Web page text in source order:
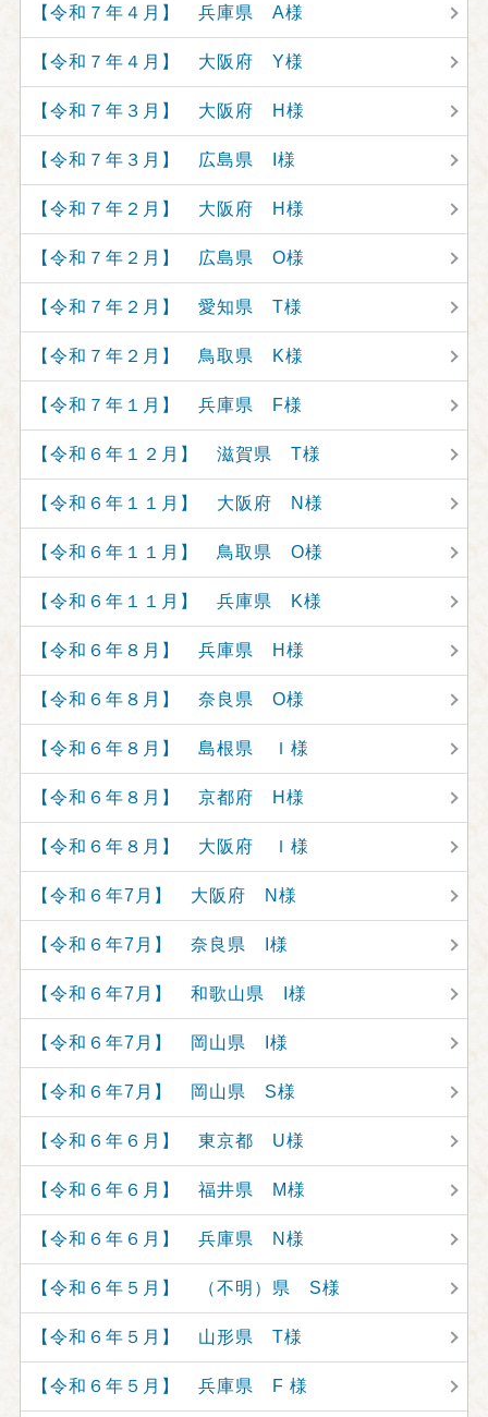
【令和７年４月】 兵庫県 A様
【令和７年４月】 大阪府 Y様
【令和７年３月】 大阪府 H様
【令和７年３月】 広島県 I様
【令和７年２月】 大阪府 H様
【令和７年２月】 広島県 O様
【令和７年２月】 愛知県 T様
【令和７年２月】 鳥取県 K様
【令和７年１月】 兵庫県 F様
【令和６年１２月】 滋賀県 T様
【令和６年１１月】 大阪府 N様
【令和６年１１月】 鳥取県 O様
【令和６年１１月】 兵庫県 K様
【令和６年８月】 兵庫県 H様
【令和６年８月】 奈良県 O様
【令和６年８月】 島根県 Ｉ様
【令和６年８月】 京都府 H様
【令和６年８月】 大阪府 Ｉ様
【令和６年7月】 大阪府 N様
【令和６年7月】 奈良県 I様
【令和６年7月】 和歌山県 I様
【令和６年7月】 岡山県 I様
【令和６年7月】 岡山県 S様
【令和６年６月】 東京都 U様
【令和６年６月】 福井県 M様
【令和６年６月】 兵庫県 N様
【令和６年５月】 （不明）県 S様
【令和６年５月】 山形県 T様
【令和６年５月】 兵庫県 F 様